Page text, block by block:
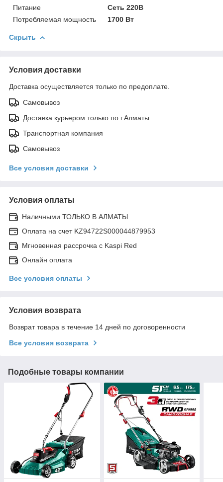
Питание
Сеть 220В
Потребляемая мощность
1700 Вт
Скрыть
Условия доставки
Доставка осуществляется только по предоплате.
Самовывоз
Доставка курьером только по г.Алматы
Транспортная компания
Самовывоз
Все условия доставки
Условия оплаты
Наличными ТОЛЬКО В АЛМАТЫ
Оплата на счет KZ94722S000044879953
Мгновенная рассрочка с Kaspi Red
Онлайн оплата
Все условия оплаты
Условия возврата
Возврат товара в течение 14 дней по договоренности
Все условия возврата
Подобные товары компании